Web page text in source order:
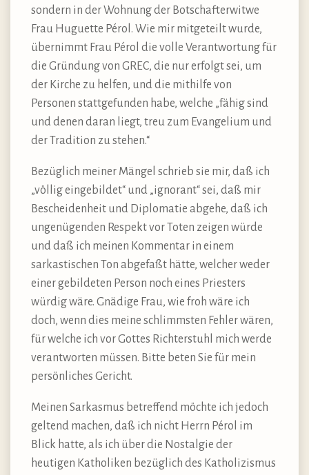
sondern in der Wohnung der Botschafterwitwe
Frau Huguette Pérol. Wie mir mitgeteilt wurde,
übernimmt Frau Pérol die volle Verantwortung für
die Gründung von GREC, die nur erfolgt sei, um
der Kirche zu helfen, und die mithilfe von
Personen stattgefunden habe, welche „fähig sind
und denen daran liegt, treu zum Evangelium und
der Tradition zu stehen.“
Bezüglich meiner Mängel schrieb sie mir, daß ich
„völlig eingebildet“ und „ignorant“ sei, daß mir
Bescheidenheit und Diplomatie abgehe, daß ich
ungenügenden Respekt vor Toten zeigen würde
und daß ich meinen Kommentar in einem
sarkastischen Ton abgefaßt hätte, welcher weder
einer gebildeten Person noch eines Priesters
würdig wäre. Gnädige Frau, wie froh wäre ich
doch, wenn dies meine schlimmsten Fehler wären,
für welche ich vor Gottes Richterstuhl mich werde
verantworten müssen. Bitte beten Sie für mein
persönliches Gericht.
Meinen Sarkasmus betreffend möchte ich jedoch
geltend machen, daß ich nicht Herrn Pérol im
Blick hatte, als ich über die Nostalgie der
heutigen Katholiken bezüglich des Katholizismus